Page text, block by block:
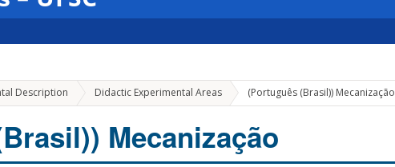
Description Didactic Experimental Areas (Português (Brasil)) Mecanização
Mecanização